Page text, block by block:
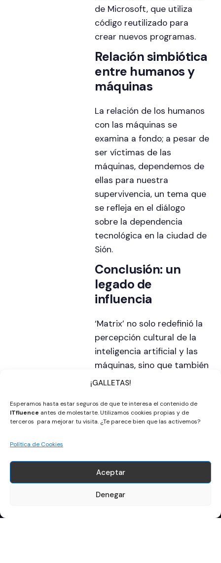
¡GALLETAS!
Esperamos hasta estar seguros de que te interesa el contenido de
ITfluence antes de molestarte. Utilizamos cookies propias y de
terceros para mejorar tu visita. ¿Te parece bien que las activemos?
Política de Cookies
Aceptar
Denegar
de Microsoft, que utiliza
código reutilizado para
crear nuevos programas.
Relación simbiótica
entre humanos y
máquinas
La relación de los humanos
con las máquinas se
examina a fondo; a pesar de
ser víctimas de las
máquinas, dependemos de
ellas para nuestra
supervivencia, un tema que
se refleja en el diálogo
sobre la dependencia
tecnológica en la ciudad de
Sión.
Conclusión: un
legado de
influencia
‘Matrix’ no solo redefinió la
percepción cultural de la
inteligencia artificial y las
máquinas, sino que también
dejó una huella imborrable
espiritual del control y la
realidad, influyendo en
tecnología avanzada de hoy.